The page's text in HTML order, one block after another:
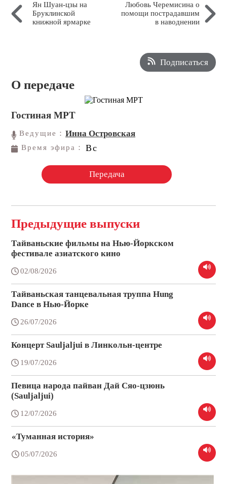
Ян Шуан-цзы на
Бруклинской
книжной ярмарке
Любовь Черемисина о
помощи пострадавшим
в наводнении
Подписаться
О передаче
Гостиная МРТ
Ведущие：Инна Островская
Время эфира： Вс
Передача
Предыдущие выпуски
Тайваньские фильмы на Нью-Йоркском
фестивале азиатского кино
02/08/2026
Тайваньская танцевальная труппа Hung
Dance в Нью-Йорке
26/07/2026
Концерт Sauljaljui в Линкольн-центре
19/07/2026
Певица народа пайван Дай Сяо-цзюнь
(Sauljaljui)
12/07/2026
«Туманная история»
05/07/2026